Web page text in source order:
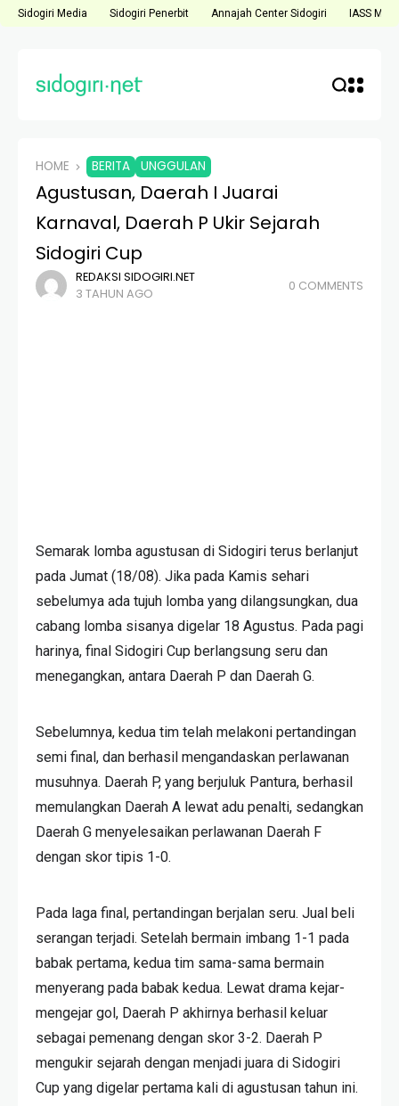
Sidogiri Media Sidogiri Penerbit Annajah Center Sidogiri IASS
HOME BERITA UNGGULAN
Agustusan, Daerah I Juarai
Karnaval, Daerah P Ukir Sejarah
Sidogiri Cup
REDAKSI SIDOGIRI.NET
3 TAHUN AGO
0 COMMENTS
Semarak lomba agustusan di Sidogiri terus berlanjut
pada Jumat (18/08). Jika pada Kamis sehari
sebelumya ada tujuh lomba yang dilangsungkan, dua
cabang lomba sisanya digelar 18 Agustus. Pada pagi
harinya, final Sidogiri Cup berlangsung seru dan
menegangkan, antara Daerah P dan Daerah G.
Sebelumnya, kedua tim telah melakoni pertandingan
semi final, dan berhasil mengandaskan perlawanan
musuhnya. Daerah P, yang berjuluk Pantura, berhasil
memulangkan Daerah A lewat adu penalti, sedangkan
Daerah G menyelesaikan perlawanan Daerah F
dengan skor tipis 1-0.
Pada laga final, pertandingan berjalan seru. Jual beli
serangan terjadi. Setelah bermain imbang 1-1 pada
babak pertama, kedua tim sama-sama bermain
menyerang pada babak kedua. Lewat drama kejar-
mengejar gol, Daerah P akhirnya berhasil keluar
sebagai pemenang dengan skor 3-2. Daerah P
mengukir sejarah dengan menjadi juara di Sidogiri
Cup yang digelar pertama kali di agustusan tahun ini.